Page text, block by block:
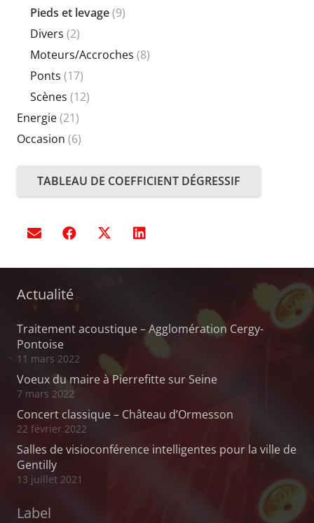
Pieds et levage(9)
Divers (2)
Moteurs/Accroches (8)
Ponts (17)
Scènes (12)
Energie(21)
Occasion (6)
TABLEAU DE COEFFICIENT DÉGRESSIF
Actualité
Traitement acoustique – Agglomération Cergy-
Pontoise
11 mars 2022
Voeux du maire à Pierrefitte sur Seine
7 mars 2022
Concert classique – Château d’Ormesson
22 février 2022
Salles de visioconférence intelligentes pour la ville de
Gentilly
13 juillet 2021
Label